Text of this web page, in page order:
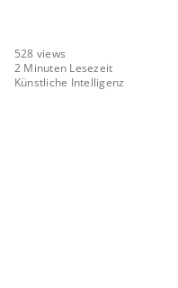
528 views
2 Minuten Lesezeit
Künstliche Intelligenz